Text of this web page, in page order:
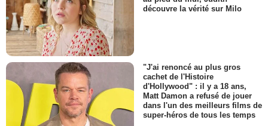
découvre la vérité sur Milo
"J'ai renoncé au plus gros
cachet de l'Histoire
d'Hollywood" : il y a 18 ans,
Matt Damon a refusé de jouer
dans l'un des meilleurs films de
super-héros de tous les temps